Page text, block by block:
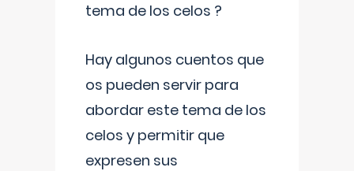
tema de los celos ?
Hay algunos cuentos que
os pueden servir para
abordar este tema de los
celos y permitir que
expresen sus